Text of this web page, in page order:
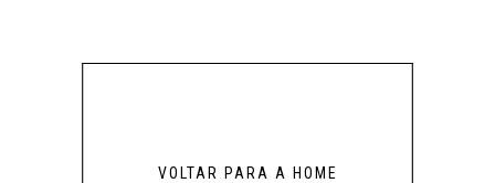
VOLTAR PARA A HOME